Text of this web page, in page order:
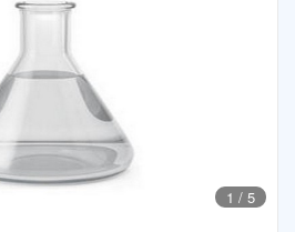
1 / 5